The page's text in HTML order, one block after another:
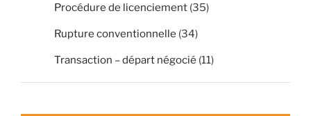
Procédure de licenciement (35)
Rupture conventionnelle (34)
Transaction – départ négocié (11)